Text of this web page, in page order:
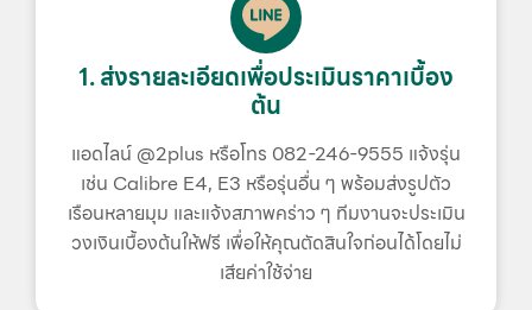
1. ส่งรายละเอียดเพื่อประเมินราคาเบื้อง
ต้น
แอดไลน์ @2plus หรือโทร 082-246-9555 แจ้งรุ่น
เช่น Calibre E4, E3 หรือรุ่นอื่น ๆ พร้อมส่งรูปตัว
เรือนหลายมุม และแจ้งสภาพคร่าว ๆ ทีมงานจะประเมิน
วงเงินเบื้องต้นให้ฟรี เพื่อให้คุณตัดสินใจก่อนได้โดยไม่
เสียค่าใช้จ่าย